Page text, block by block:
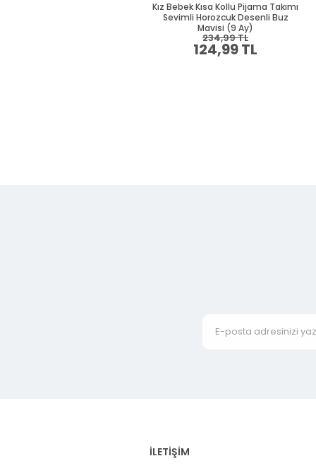
Kız Bebek Kısa Kollu Pijama Takımı
Sevimli Horozcuk Desenli Buz
Mavisi (9 Ay)
124,99 TL
234,99 TL
İLETİŞİM